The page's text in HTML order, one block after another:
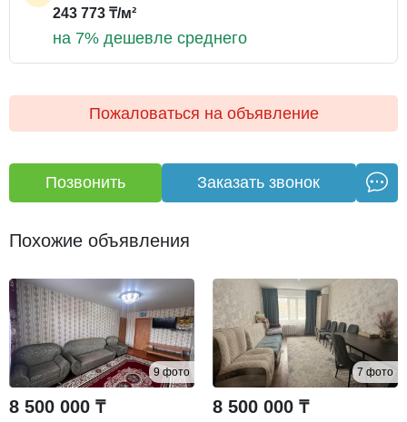
243 773 ₸/м²
на 7% дешевле среднего
Пожаловаться на объявление
Позвонить Заказать звонок
Похожие объявления
9 фото
8 500 000 ₸
7 фото
8 500 000 ₸